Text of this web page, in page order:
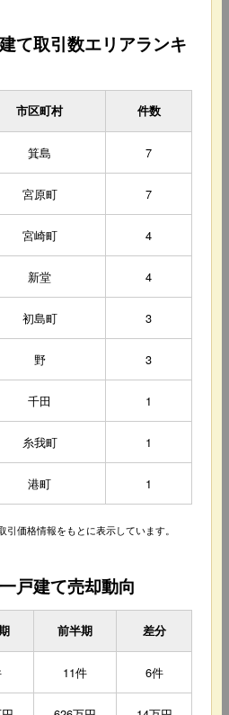
て取引数エリアランキ
市区町村 件数
箕島 7
宮原町 7
宮崎町 4
新堂 4
初島町 3
野 3
千田 1
糸我町 1
港町 1
価格情報をもとに表示しています。
戸建て売却動向
前半期 差分
11件 6件